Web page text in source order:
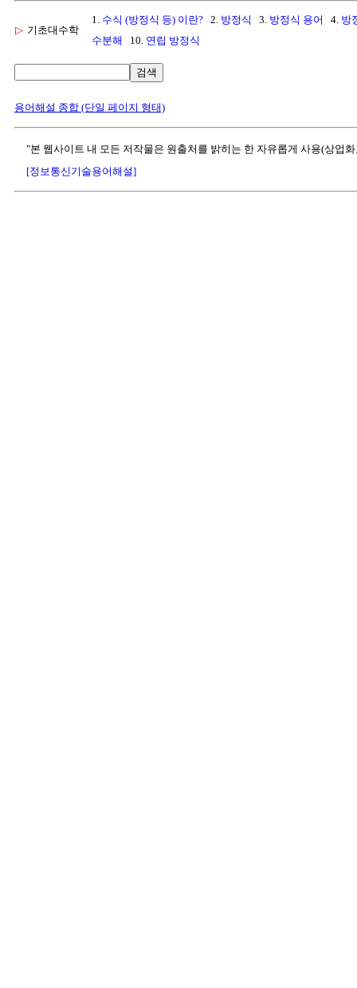
▷ 기초대수학
1. 수식 (방정식 등) 이란? 2. 방정식 3. 방정식 용어 4. 방
수분해
10. 연립 방정식
검색
용어해설 종합 (단일 페이지 형태)
"본 웹사이트 내 모든 저작물은 원출처를 밝히는 한 자유롭게 사용(상업
[정보통신기술용어해설]